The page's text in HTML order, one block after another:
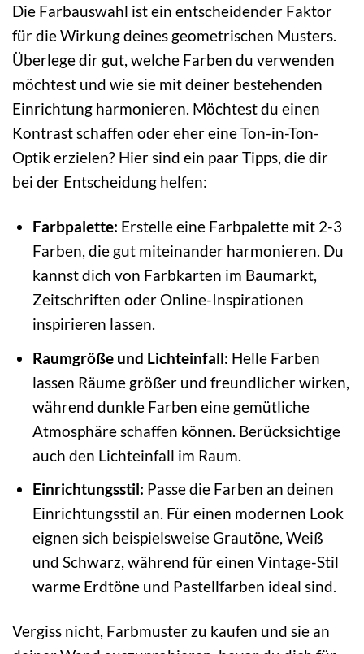
Die Farbauswahl ist ein entscheidender Faktor
für die Wirkung deines geometrischen Musters.
Überlege dir gut, welche Farben du verwenden
möchtest und wie sie mit deiner bestehenden
Einrichtung harmonieren. Möchtest du einen
Kontrast schaffen oder eher eine Ton-in-Ton-
Optik erzielen? Hier sind ein paar Tipps, die dir
bei der Entscheidung helfen:
Farbpalette: Erstelle eine Farbpalette mit 2-3
Farben, die gut miteinander harmonieren. Du
kannst dich von Farbkarten im Baumarkt,
Zeitschriften oder Online-Inspirationen
inspirieren lassen.
Raumgröße und Lichteinfall: Helle Farben
lassen Räume größer und freundlicher wirken,
während dunkle Farben eine gemütliche
Atmosphäre schaffen können. Berücksichtige
auch den Lichteinfall im Raum.
Einrichtungsstil: Passe die Farben an deinen
Einrichtungsstil an. Für einen modernen Look
eignen sich beispielsweise Grautöne, Weiß
und Schwarz, während für einen Vintage-Stil
warme Erdtöne und Pastellfarben ideal sind.
Vergiss nicht, Farbmuster zu kaufen und sie an